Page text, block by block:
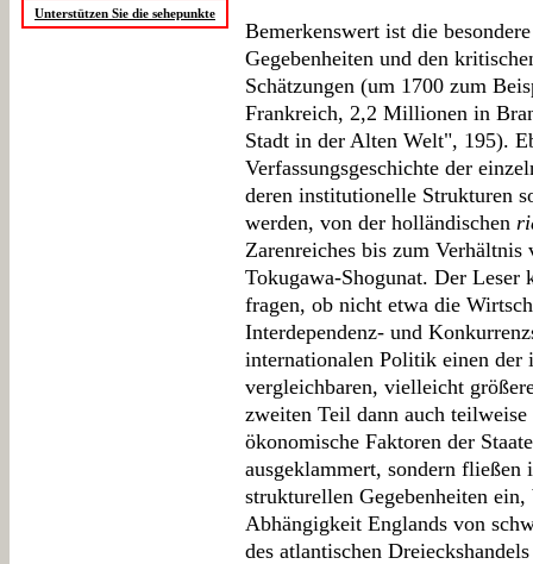
Unterstützen Sie die sehepunkte
Bemerkenswert ist die
Gegebenheiten und den
Schätzungen (um 1700 zum
Frankreich, 2,2 Millionen in
Stadt in der Alten Welt", 195).
Verfassungsgeschichte der
deren institutionelle Strukturen
werden, von der holländischen
Zarenreiches bis zum
Tokugawa-Shogunat. Der
fragen, ob nicht etwa die
Interdependenz- und
internationalen Politik einen der
vergleichbaren, vielleicht
zweiten Teil dann auch
ökonomische Faktoren der
ausgeklammert, sondern
strukturellen Gegebenheiten
Abhängigkeit Englands von
des atlantischen